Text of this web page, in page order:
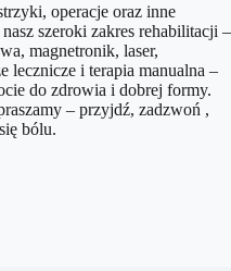
operacje oraz inne
szeroki zakres rehabilitacji –
magnetronik, laser,
lecznicze i terapia manualna –
do zdrowia i dobrej formy.
– przyjdź, zadzwoń ,
bólu.